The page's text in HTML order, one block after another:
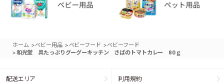
ホーム >ベビー用品 > ベビーフード >ベビーフード
>和光堂 具たっぷりグーグーキッチン さばのトマトカレー 80ｇ
配送エリア 利用規約